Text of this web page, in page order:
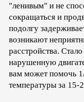
"ленивым" и не
сокращаться и
подолгу
возникают
расстройства.
нарушенную
вам может помочь
температуры за 15-